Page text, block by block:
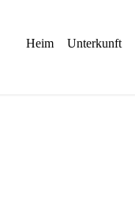
Heim Unterkunft